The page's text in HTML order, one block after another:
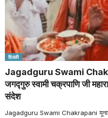
दिल्ली
Jagadguru Swami
जगद्गुरु स्वामी चक्रपाणि जी
संदेश
Jagadguru Swami Chakrapani